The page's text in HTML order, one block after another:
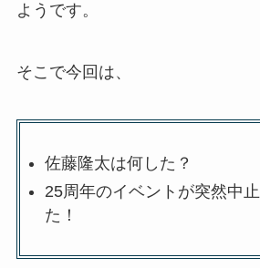
ようです。
そこで今回は、
佐藤隆太は何した？
25周年のイベントが突然中
た！